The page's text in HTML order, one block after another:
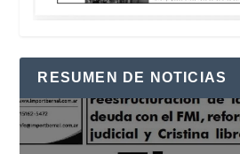
RESUMEN DE NOTICIAS
Reproductor
de
vídeo